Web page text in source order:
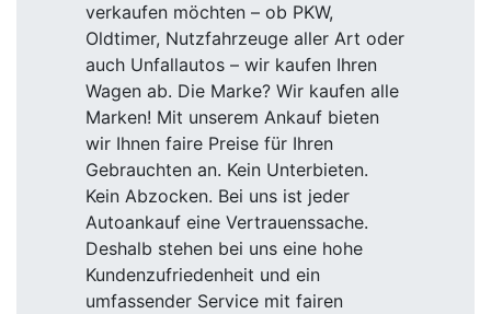
verkaufen möchten – ob PKW,
Oldtimer, Nutzfahrzeuge aller Art oder
auch Unfallautos – wir kaufen Ihren
Wagen ab. Die Marke? Wir kaufen alle
Marken! Mit unserem Ankauf bieten
wir Ihnen faire Preise für Ihren
Gebrauchten an. Kein Unterbieten.
Kein Abzocken. Bei uns ist jeder
Autoankauf eine Vertrauenssache.
Deshalb stehen bei uns eine hohe
Kundenzufriedenheit und ein
umfassender Service mit fairen